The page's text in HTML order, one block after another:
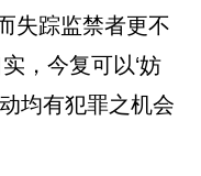
失踪监禁者更不
，今复可以‘妨
均有犯罪之机会